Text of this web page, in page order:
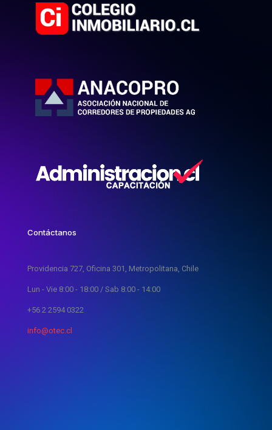
Contáctanos
Providencia 727, Oficina 301, Metropolitana, Chile
Lun - Vie 8:00 - 18:00 / Sab 8:00 - 14:00
+56 2 2594 0322
info@otec.cl